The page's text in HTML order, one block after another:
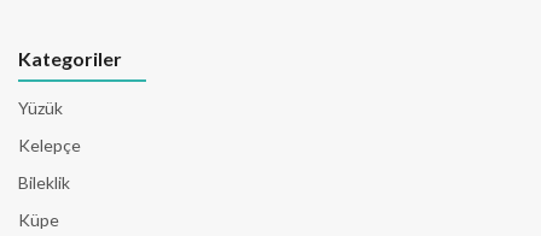
Kategoriler
Yüzük
Kelepçe
Bileklik
Küpe